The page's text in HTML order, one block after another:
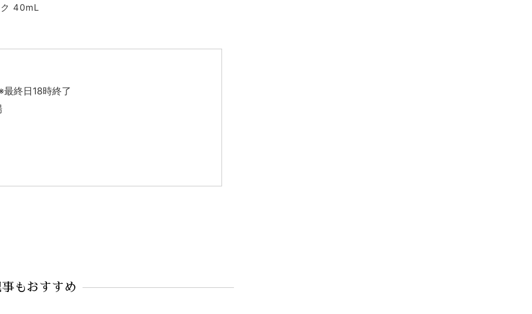
40mL
終日18時終了
もおすすめ